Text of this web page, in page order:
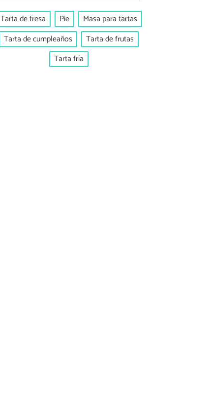
Tarta de fresa Pie
Masa para tartas
Tarta de cumpleaños
Tarta de frutas
Tarta fría